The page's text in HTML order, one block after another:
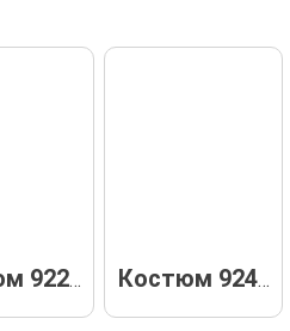
Костюм 92205 Костюм 92421